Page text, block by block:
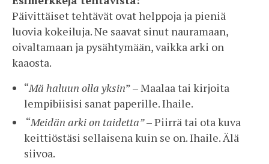
Päivittäiset tehtävät ovat helppoja ja pieniä
luovia kokeiluja. Ne saavat sinut nauramaan,
oivaltamaan ja pysähtymään, vaikka arki on
kaaosta.
“Mä haluun olla yksin” – Maalaa tai kirjoita
lempibiisisi sanat paperille. Ihaile.
“Meidän arki on taidetta”– Piirrä tai ota kuva
keittiöstäsi sellaisena kuin se on. Ihaile. Älä
siivoa.